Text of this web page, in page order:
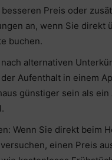
Preis oder
an, wenn Sie direkt
buchen.
alternativen
Aufenthalt in einem
günstiger sein als
Wenn Sie direkt beim
einen Preis